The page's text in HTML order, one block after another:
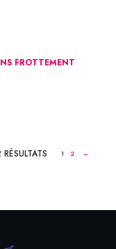
FROTTEMENT
1 2 →